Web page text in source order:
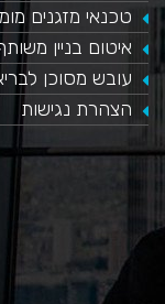
טכנאי מזגנים
איטום בניין
עובש מסוכן
הצהרת נגישות